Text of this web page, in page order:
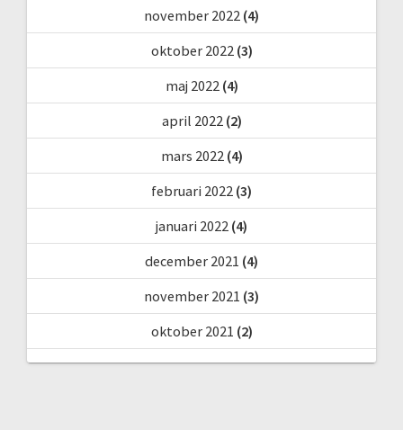
november 2022 (4)
oktober 2022 (3)
maj 2022 (4)
april 2022 (2)
mars 2022 (4)
februari 2022 (3)
januari 2022 (4)
december 2021 (4)
november 2021 (3)
oktober 2021 (2)